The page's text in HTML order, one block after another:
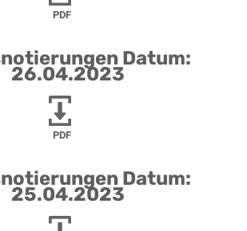
PDF
Datum:
26.04.2023
PDF
Datum:
25.04.2023